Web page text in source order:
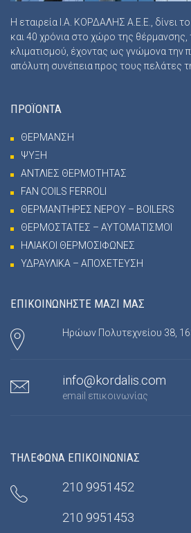
Η εταιρεία Ι.Α. ΚΟΡΔΑΛΗΣ Α.Ε.Ε., δίνει
και 40 χρόνια στο χώρο της
κλιματισμού, έχοντας ως γνώμονα την
απόλυτη συνέπεια προς τους πελάτες
ΠΡΟΪΟΝΤΑ
ΘΕΡΜΑΝΣΗ
ΨΥΞΗ
ΑΝΤΛΙΕΣ ΘΕΡΜΟΤΗΤΑΣ
FAN COILS FERROLI
ΘΕΡΜΑΝΤΗΡΕΣ ΝΕΡΟΥ – BOILERS
ΘΕΡΜΟΣΤΑΤΕΣ – ΑΥΤΟΜΑΤΙΣΜΟΙ
ΗΛΙΑΚΟΙ ΘΕΡΜΟΣΙΦΩΝΕΣ
ΥΔΡΑΥΛΙΚΑ – ΑΠΟΧΕΤΕΥΣΗ
ΕΠΙΚΟΙΝΩΝΗΣΤΕ ΜΑΖΙ ΜΑΣ
Ηρώων Πολυτεχνείου 38,
info@kordalis.com
email επικοινωνίας
ΤΗΛΕΦΩΝΑ ΕΠΙΚΟΙΝΩΝΙΑΣ
210 9951452
210 9951453